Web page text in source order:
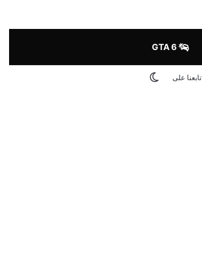
تابعنا على الوضع المظلم